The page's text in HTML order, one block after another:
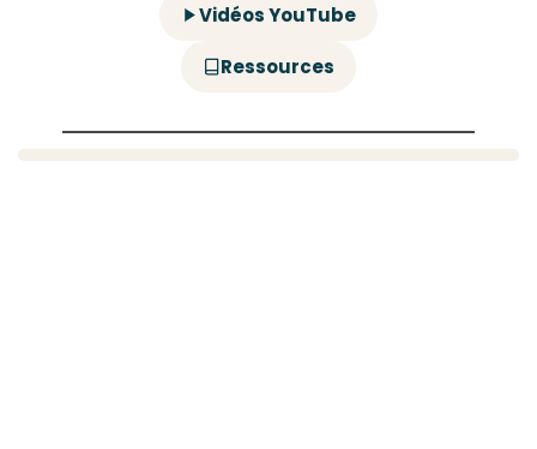
Vidéos YouTube
Ressources